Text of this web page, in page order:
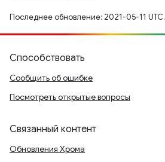
Последнее обновление: 2021-05-11 UTC.
Способствовать
Сообщить об ошибке
Посмотреть открытые вопросы
Связанный контент
Обновления Хрома